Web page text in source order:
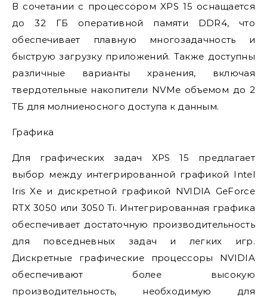
В сочетании с процессором XPS 15 оснащается
до 32 ГБ оперативной памяти DDR4, что
обеспечивает плавную многозадачность и
быструю загрузку приложений. Также доступны
различные варианты хранения, включая
твердотельные накопители NVMe объемом до 2
ТБ для молниеносного доступа к данным.
Графика
Для графических задач XPS 15 предлагает
выбор между интегрированной графикой Intel
Iris Xe и дискретной графикой NVIDIA GeForce
RTX 3050 или 3050 Ti. Интегрированная графика
обеспечивает достаточную производительность
для повседневных задач и легких игр.
Дискретные графические процессоры NVIDIA
обеспечивают более высокую
производительность, необходимую для